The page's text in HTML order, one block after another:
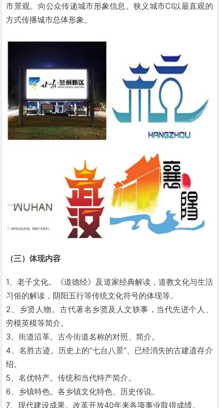
市景观。向公众传递城市形象信息。狭义城市CI以最直观的
方式传播城市总体形象。
（三）体现内容
1、老子文化。《道德经》及道家经典解读，道教文化与生活
习俗的解读，阴阳五行等传统文化符号的体现等。
2、乡贤人物。古代著名乡贤及人文轶事，当代先进个人、
劳模英模等简介。
3、街道沿革。古今街道名称的对照、简介。
4、名胜古迹。历史上的“七台八景”、已经消失的古建遗存介
绍。
5、名优特产。传统和当代特产简介。
6、乡镇特色。各乡镇文化特色、历史传说。
7、现代建设成果。改革开放40年来各项事业取得成绩。